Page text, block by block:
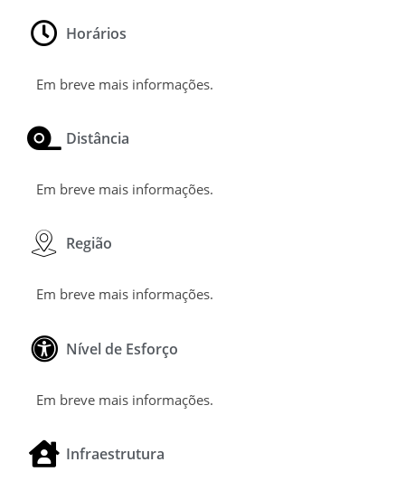
Horários
Em breve mais informações.
Distância
Em breve mais informações.
Região
Em breve mais informações.
Nível de Esforço
Em breve mais informações.
Infraestrutura